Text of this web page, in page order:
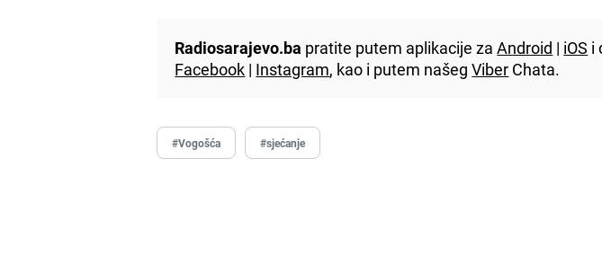
Radiosarajevo.ba pratite putem aplikacije zaAndroid | iOS i
Facebook | Instagram, kao i putem našegViber Chata.
#Vogošća #sjećanje